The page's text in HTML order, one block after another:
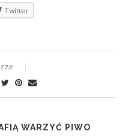
Twitter
WARZYĆ PIWO